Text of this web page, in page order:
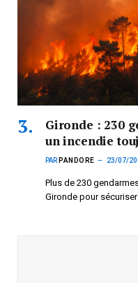
Gironde : 230
un incendie
PAR PANDORE 23/07/
Plus de 230
Gironde pour